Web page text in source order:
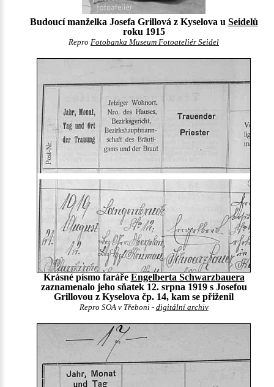
Budoucí manželka Josefa Grillová z Kyselova u Seidelů
roku 1915
Repro Fotobanka Museum Fotoateliér Seidel
Krásné písmo faráře Engelberta Schwarzbauera
zaznamenalo jeho sňatek 12. srpna 1919 s Josefou
Grillovou z Kyselova čp. 14, kam se přiženil
Repro SOA v Třeboni - digitální archiv